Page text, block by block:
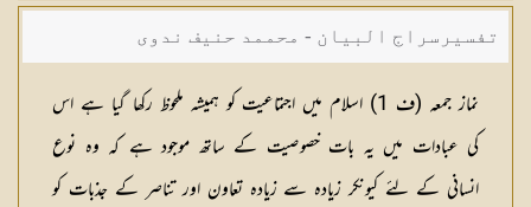
تفسیرسراج البیان - محممد حنیف ندوی
نماز جمعہ (ف 1
) اسلام میں اجتماعیت کو ہمیشہ ملحوظ رکھا گیا ہے اس
کی عبادات میں یہ بات خصوصیت کے ساتھ موجود ہے کہ وہ نوع
انسانی کے لئے کیونکر زیادہ سے زیادہ تعاون اور تناصر کے جذبات کو